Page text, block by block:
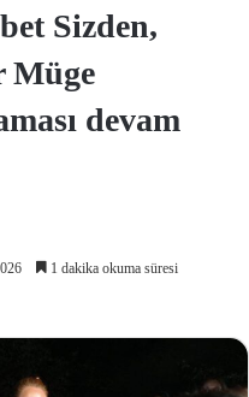
Sizden,
Müge
devam
1 dakika okuma süresi